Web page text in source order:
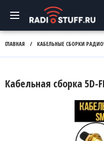
ГЛАВНАЯ / КАБЕЛЬНЫЕ СБОРКИ
Кабельная сборка